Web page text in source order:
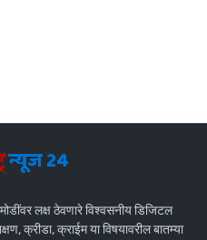
लक्ष ठेवणारे विश्वसनीय डिजिटल
क्रीडा, क्राईम या विषयावरील बातम्या